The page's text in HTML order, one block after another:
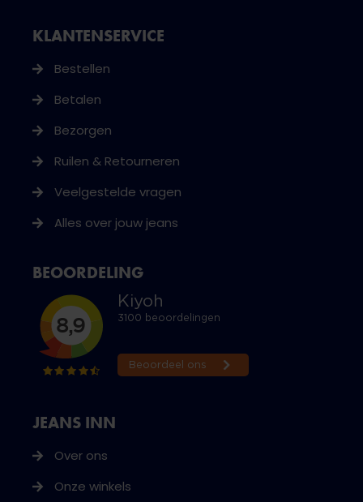
JEANS INN
Over ons
Onze winkels
KLANTENSERVICE
Bestellen
Betalen
Bezorgen
Ruilen & Retourneren
Veelgestelde vragen
Alles over jouw jeans
BEOORDELING